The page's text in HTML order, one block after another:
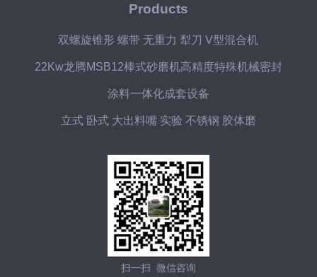
Products
双螺旋锥形 螺带 无重力 犁刀 V型混合机
22Kw龙腾MSB12棒式砂磨机高精度特殊机械密封
涂料一体化成套设备
立式 卧式 大出料嘴 实验 不锈钢 胶体磨
扫一扫 微信咨询